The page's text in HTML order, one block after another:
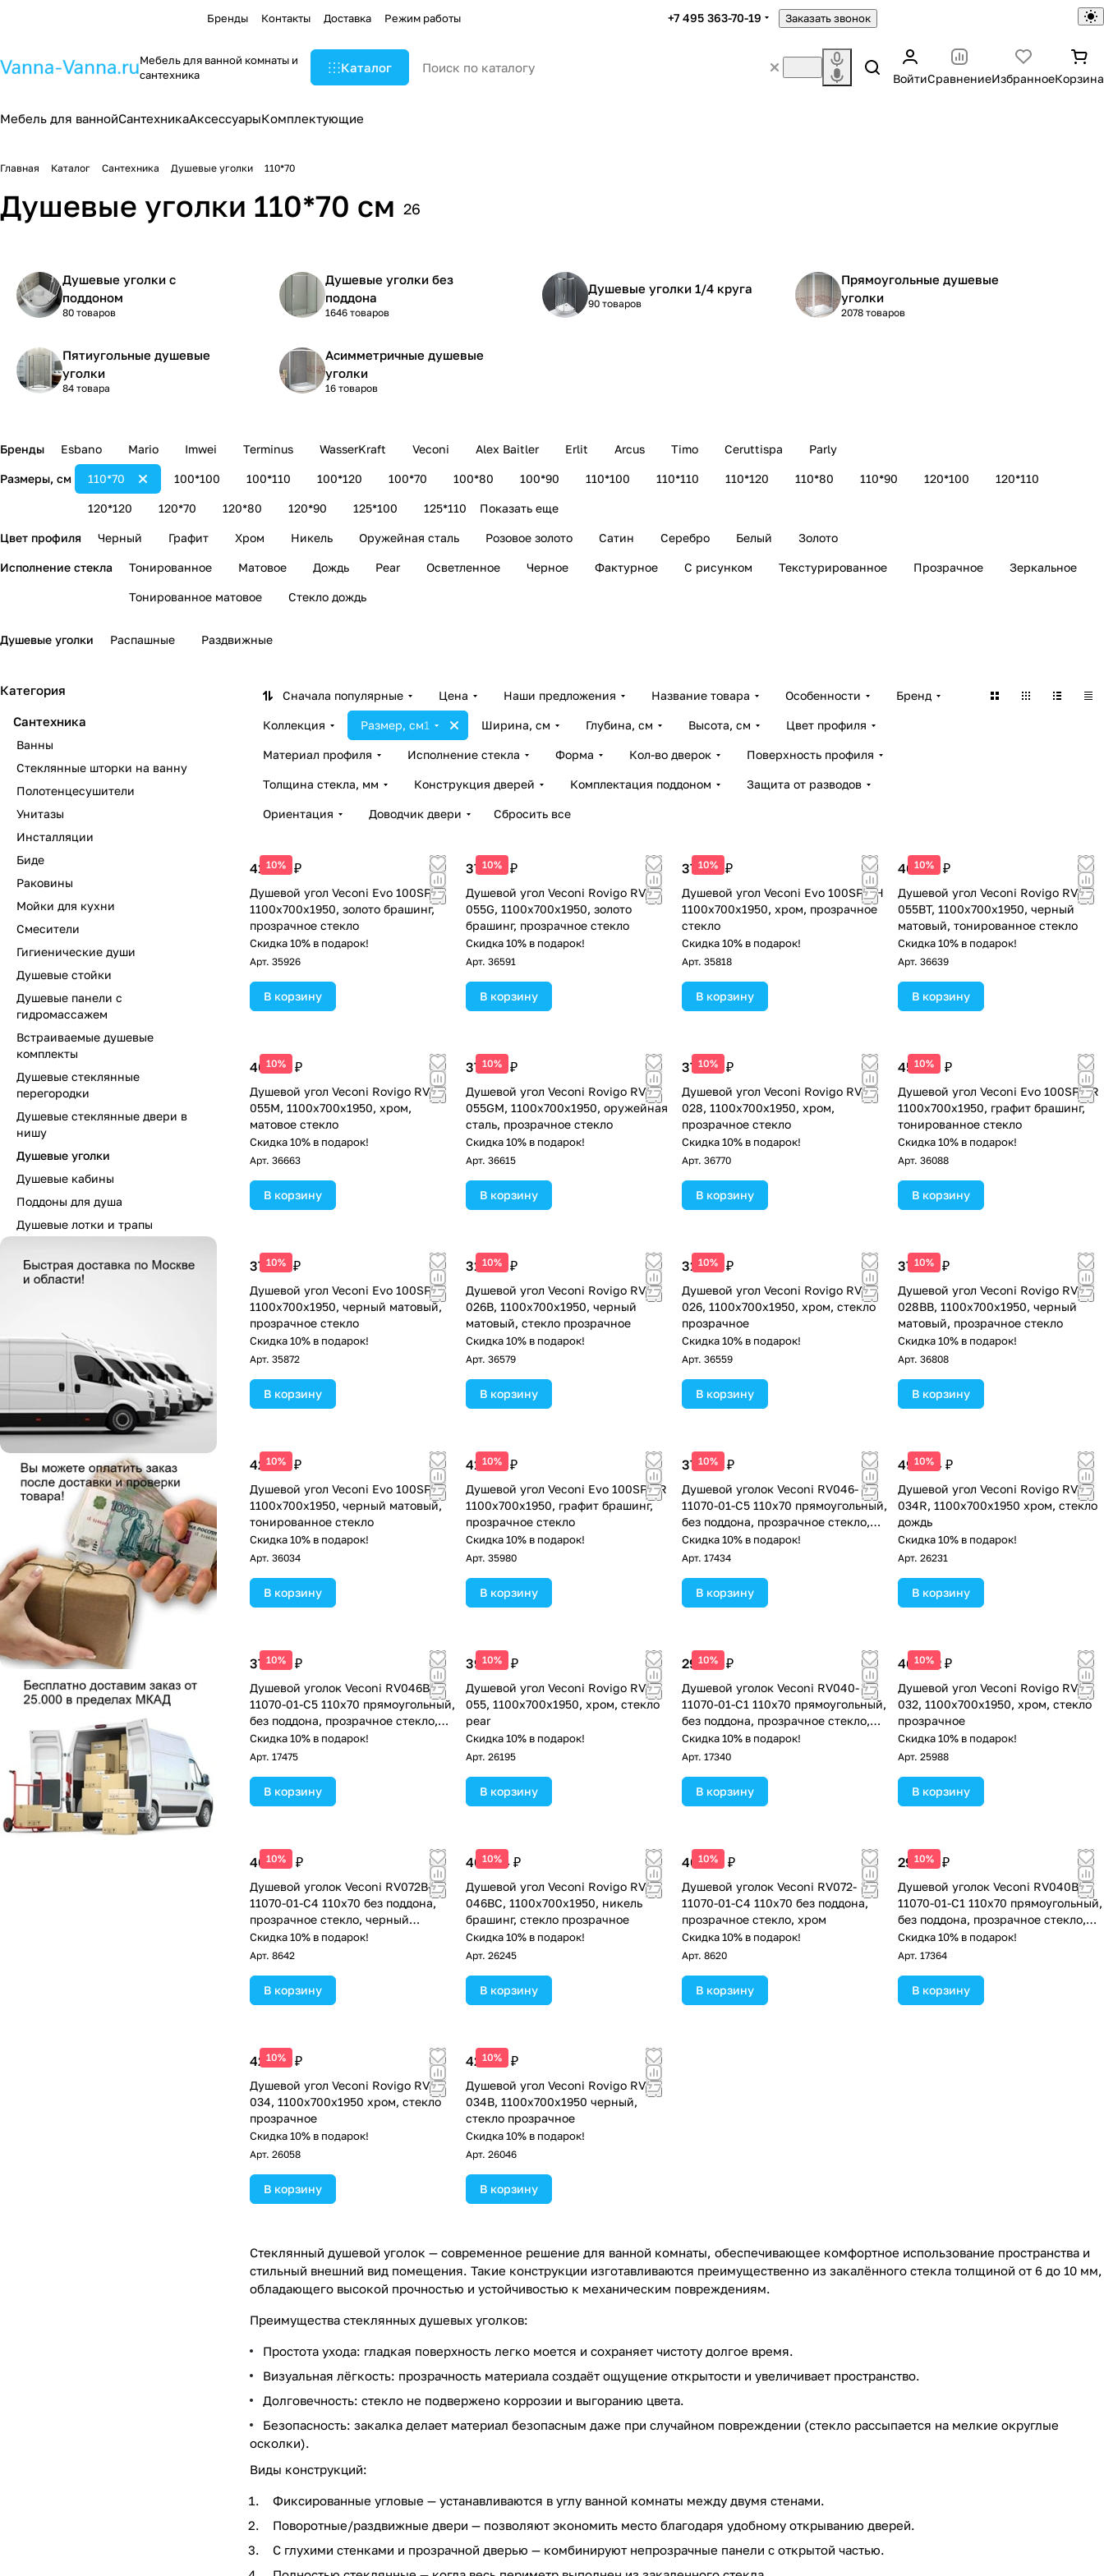
Бренды Контакты Доставка Режим работы +7 495 363-70-19 Заказать звонок
Мебель для ванной комнаты и
сантехника
Каталог
ВойтиСравнениеИзбранноеКорзина
Мебель для ваннойСантехникаАксессуарыКомплектующие
Главная Каталог Сантехника Душевые уголки 110*70
Душевые уголки 110*70 см 26
Душевые уголки с
поддоном
80 товаров
Душевые уголки без
поддона
1646 товаров
Душевые уголки 1/4 круга
90 товаров
Прямоугольные душевые
уголки
2078 товаров
Пятиугольные душевые
уголки
84 товара
Асимметричные душевые
уголки
16 товаров
Бренды Esbano Mario Imwei Terminus WasserKraft Veconi Alex Baitler Erlit Arcus Timo Ceruttispa Parly
Размеры, см 100*100 100*110 100*120 100*70 100*80 100*90 110*100 110*110 110*120
110*70 110*80 110*90 120*100 120*110
120*120 120*70 120*80 120*90 125*100 125*110 Показать еще
Цвет профиля Черный Графит Хром Никель Оружейная сталь Розовое золото Сатин Серебро Белый Золото
Исполнение стекла Тонированное Матовое Дождь Pear Осветленное Черное Фактурное С рисунком Текстурированное Прозрачное Зеркальное
Тонированное матовое Стекло дождь
Душевые уголки Распашные Раздвижные
Сначала популярные Цена Наши предложения Название товара Особенности Бренд
Коллекция Размер, см1 Ширина, см Глубина, см Высота, см Цвет профиля
Материал профиля Исполнение стекла Форма Кол-во дверок Поверхность профиля
Толщина стекла, мм Конструкция дверей Комплектация поддоном Защита от разводов
Ориентация Доводчик двери Сбросить все
10%
41 461 ₽
Душевой угол Veconi Evo 100SP G
1100х700x1950, золото брашинг,
прозрачное стекло
Скидка 10% в подарок!
Арт. 35926
В корзину
10%
37 710 ₽
Душевой угол Veconi Rovigo RV-
055G, 1100х700х1950, золото
брашинг, прозрачное стекло
Скидка 10% в подарок!
Арт. 36591
В корзину
10%
37 181 ₽
Душевой угол Veconi Evo 100SP CH
1100х700x1950, хром, прозрачное
стекло
Скидка 10% в подарок!
Арт. 35818
В корзину
10%
40 513 ₽
Душевой угол Veconi Rovigo RV-
055BT, 1100х700х1950, черный
матовый, тонированное стекло
Скидка 10% в подарок!
Арт. 36639
В корзину
10%
40 513 ₽
Душевой угол Veconi Rovigo RV-
055M, 1100х700х1950, хром,
матовое стекло
Скидка 10% в подарок!
Арт. 36663
В корзину
10%
37 710 ₽
Душевой угол Veconi Rovigo RV-
055GM, 1100х700х1950, оружейная
сталь, прозрачное стекло
Скидка 10% в подарок!
Арт. 36615
В корзину
10%
37 102 ₽
Душевой угол Veconi Rovigo RV-
028, 1100х700х1950, хром,
прозрачное стекло
Скидка 10% в подарок!
Арт. 36770
В корзину
10%
45 939 ₽
Душевой угол Veconi Evo 100SP GR
1100х700x1950, графит брашинг,
тонированное стекло
Скидка 10% в подарок!
Арт. 36088
В корзину
10%
37 181 ₽
Душевой угол Veconi Evo 100SP B
1100х700x1950, черный матовый,
прозрачное стекло
Скидка 10% в подарок!
Арт. 35872
В корзину
10%
31 742 ₽
Душевой угол Veconi Rovigo RV-
026B, 1100х700х1950, черный
матовый, стекло прозрачное
Скидка 10% в подарок!
Арт. 36579
В корзину
10%
31 742 ₽
Душевой угол Veconi Rovigo RV-
026, 1100х700х1950, хром, стекло
прозрачное
Скидка 10% в подарок!
Арт. 36559
В корзину
10%
37 102 ₽
Душевой угол Veconi Rovigo RV-
028BB, 1100х700х1950, черный
матовый, прозрачное стекло
Скидка 10% в подарок!
Арт. 36808
В корзину
10%
42 412 ₽
Душевой угол Veconi Evo 100SP B
1100х700x1950, черный матовый,
тонированное стекло
Скидка 10% в подарок!
Арт. 36034
В корзину
10%
41 461 ₽
Душевой угол Veconi Evo 100SP GR
1100х700x1950, графит брашинг,
прозрачное стекло
Скидка 10% в подарок!
Арт. 35980
В корзину
10%
37 318 ₽
Душевой уголок Veconi RV046-
11070-01-C5 110х70 прямоугольный,
без поддона, прозрачное стекло,
хром
Скидка 10% в подарок!
Арт. 17434
В корзину
10%
49 094 ₽
Душевой угол Veconi Rovigo RV-
034R, 1100х700х1950 хром, стекло
дождь
Скидка 10% в подарок!
Арт. 26231
В корзину
10%
37 318 ₽
Душевой уголок Veconi RV046B-
11070-01-C5 110х70 прямоугольный,
без поддона, прозрачное стекло,
чёрный матовый
Скидка 10% в подарок!
Арт. 17475
В корзину
10%
39 714 ₽
Душевой угол Veconi Rovigo RV-
055, 1100х700х1950, хром, стекло
pear
Скидка 10% в подарок!
Арт. 26195
В корзину
10%
29 128 ₽
Душевой уголок Veconi RV040-
11070-01-C1 110х70 прямоугольный,
без поддона, прозрачное стекло,
хром
Скидка 10% в подарок!
Арт. 17340
В корзину
10%
46 962 ₽
Душевой угол Veconi Rovigo RV-
032, 1100х700х1950, хром, стекло
прозрачное
Скидка 10% в подарок!
Арт. 25988
В корзину
10%
40 318 ₽
Душевой уголок Veconi RV072B-
11070-01-C4 110х70 без поддона,
прозрачное стекло, черный
матовый
Скидка 10% в подарок!
Арт. 8642
В корзину
10%
40 834 ₽
Душевой угол Veconi Rovigo RV-
046BС, 1100х700х1950, никель
брашинг, стекло прозрачное
Скидка 10% в подарок!
Арт. 26245
В корзину
10%
40 318 ₽
Душевой уголок Veconi RV072-
11070-01-C4 110х70 без поддона,
прозрачное стекло, хром
Скидка 10% в подарок!
Арт. 8620
В корзину
10%
29 128 ₽
Душевой уголок Veconi RV040B-
11070-01-C1 110х70 прямоугольный,
без поддона, прозрачное стекло,
чёрный матовый
Скидка 10% в подарок!
Арт. 17364
В корзину
10%
42 416 ₽
Душевой угол Veconi Rovigo RV-
034, 1100х700х1950 хром, стекло
прозрачное
Скидка 10% в подарок!
Арт. 26058
В корзину
10%
42 416 ₽
Душевой угол Veconi Rovigo RV-
034B, 1100х700х1950 черный,
стекло прозрачное
Скидка 10% в подарок!
Арт. 26046
В корзину
Стеклянный душевой уголок — современное решение для ванной комнаты, обеспечивающее комфортное использование пространства и
стильный внешний вид помещения. Такие конструкции изготавливаются преимущественно из закалённого стекла толщиной от 6 до 10 мм,
обладающего высокой прочностью и устойчивостью к механическим повреждениям.
Преимущества стеклянных душевых уголков:
Простота ухода: гладкая поверхность легко моется и сохраняет чистоту долгое время.
Визуальная лёгкость: прозрачность материала создаёт ощущение открытости и увеличивает пространство.
Долговечность: стекло не подвержено коррозии и выгоранию цвета.
Безопасность: закалка делает материал безопасным даже при случайном повреждении (стекло рассыпается на мелкие округлые
осколки).
Виды конструкций:
Фиксированные угловые — устанавливаются в углу ванной комнаты между двумя стенами.
Поворотные/раздвижные двери — позволяют экономить место благодаря удобному открыванию дверей.
С глухими стенками и прозрачной дверью — комбинируют непрозрачные панели с открытой частью.
Категория
Сантехника
Ванны
Стеклянные шторки на ванну
Полотенцесушители
Унитазы
Инсталляции
Биде
Раковины
Мойки для кухни
Смесители
Гигиенические души
Душевые стойки
Душевые панели с
гидромассажем
Встраиваемые душевые
комплекты
Душевые стеклянные
перегородки
Душевые стеклянные двери в
нишу
Душевые уголки
Душевые кабины
Поддоны для душа
Душевые лотки и трапы